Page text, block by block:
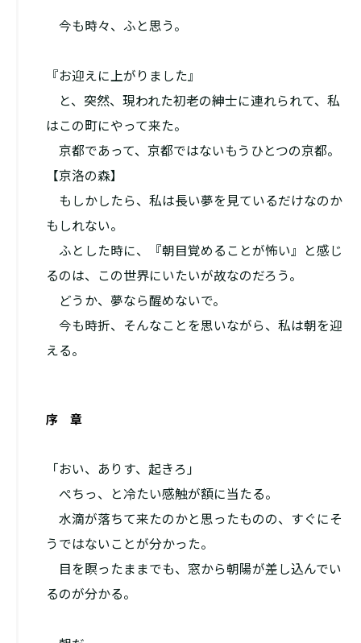
――今も時々、ふと思う。
『お迎えに上がりました』
と、突然、現われた初老の紳士に連れられて、私
はこの町にやって来た。
京都であって、京都ではないもうひとつの京都。
【京洛の森】
もしかしたら、私は長い夢を見ているだけなのか
もしれない。
ふとした時に、『朝目覚めることが怖い』と感じ
るのは、この世界にいたいが故なのだろう。
――どうか、夢なら醒めないで。
今も時折、そんなことを思いながら、私は朝を迎
える。
序 章
「おい、ありす、起きろ」
ぺちっ、と冷たい感触が額に当たる。
水滴が落ちて来たのかと思ったものの、すぐにそ
うではないことが分かった。
目を瞑ったままでも、窓から朝陽が差し込んでい
るのが分かる。